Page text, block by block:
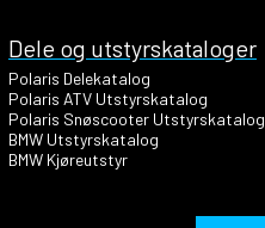
Dele og utstyrskataloger
Polaris Delekatalog
Polaris ATV Utstyrskatalog
Polaris Snøscooter Utstyrskatalog
BMW Utstyrskatalog
BMW Kjøreutstyr